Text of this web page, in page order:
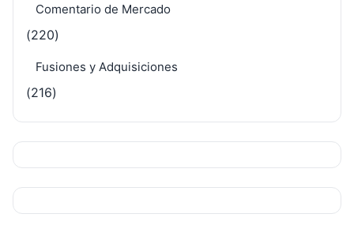
Comentario de Mercado
(220)
Fusiones y Adquisiciones
(216)